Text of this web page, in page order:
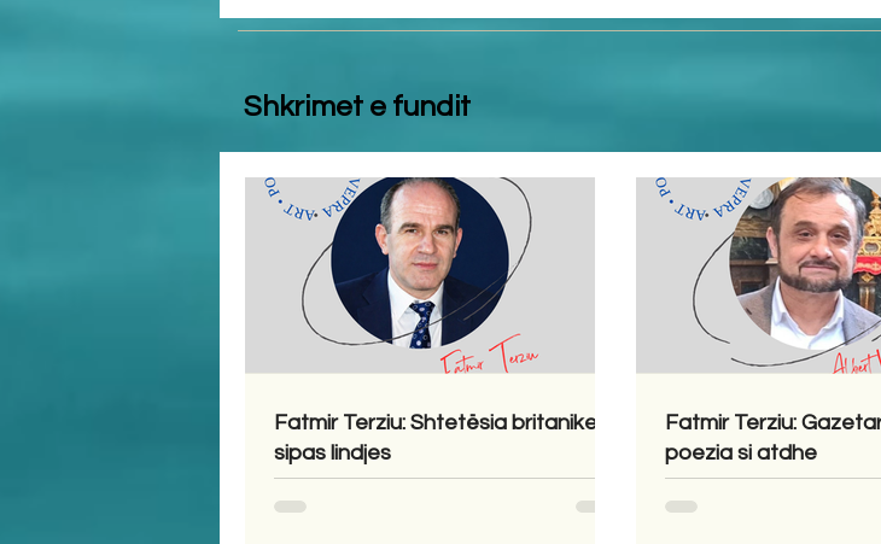
Shkrimet e fundit
Fatmir Terziu: Shtetësia britanike
sipas lindjes
Fatmir Terziu:
poezia si atdhe